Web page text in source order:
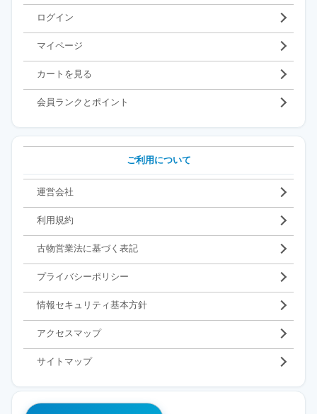
ログイン
マイページ
カートを見る
会員ランクとポイント
ご利用について
運営会社
利用規約
古物営業法に基づく表記
プライバシーポリシー
情報セキュリティ基本方針
アクセスマップ
サイトマップ